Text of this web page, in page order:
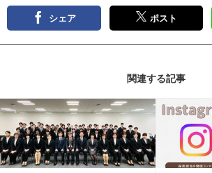
シェア ポスト
関連する記事
記事を読む